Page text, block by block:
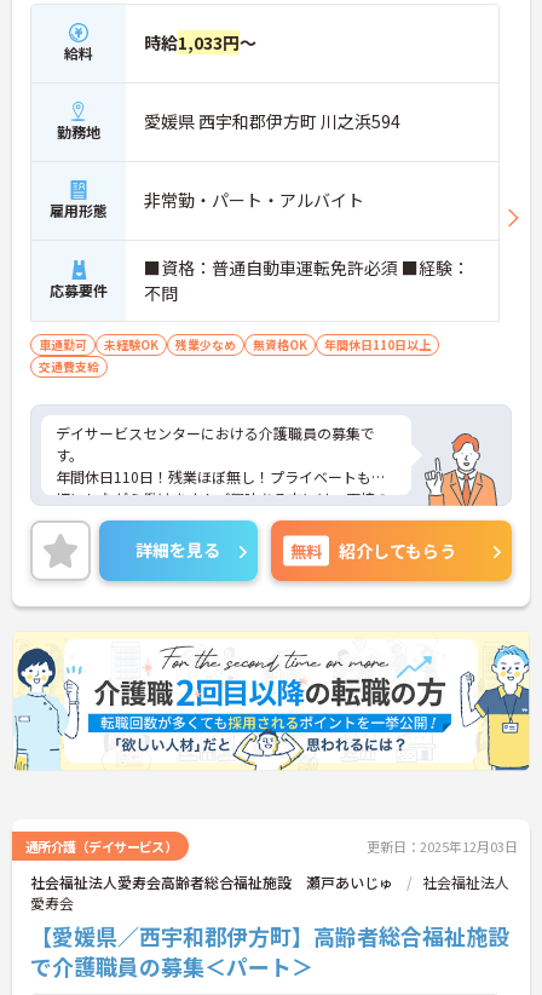
給料 時給1,033円～
勤務地 愛媛県 西宇和郡伊方町 川之浜594
雇用形態 非常勤・パート・アルバイト
応募要件
■資格：普通自動車運転免許必須 ■経験：
不問
車通勤可 未経験OK 残業少なめ 無資格OK
年間休日110日以上
交通費支給
デイサービスセンターにおける介護職員の募集で
す。
年間休日110日！残業ほぼ無し！プライベートも大
切にしながら働けます！ご興味ある方には、面接の
ポイントなど、さらに詳細をお話致しますのでお気
軽にご相談ください。
詳細を見る 無料 紹介してもらう
通所介護（デイサービス） 更新日：2025年12月03日
社会福祉法人愛寿会高齢者総合福祉施設 瀬戸あいじゅ
社会福祉法人
愛寿会
【愛媛県／西宇和郡伊方町】高齢者総合福祉施設
で介護職員の募集＜パート＞